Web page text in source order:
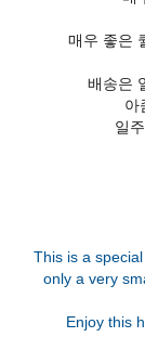
매우 좋은
배송은
아
일
This is a
only a very
Enjoy this